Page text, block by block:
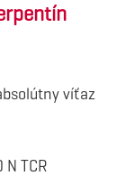
víťaz
TCR